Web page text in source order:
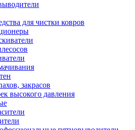
для чистки ковров
закрасов
высокого давления